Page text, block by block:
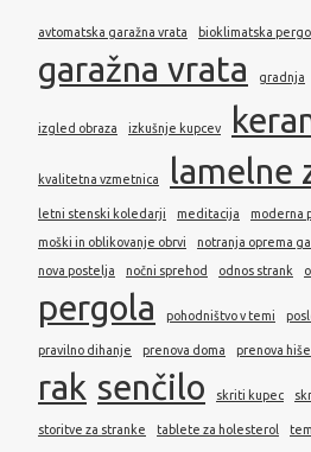
avtomatska garažna vrata bioklimatska
garažna vrata gradnja
izgled obraza izkušnje kupcev
kvalitetna vzmetnica lamelne
letni stenski koledarji meditacija
moderna
moški in oblikovanje obrvi
notranja oprema
nova postelja
nočni sprehod odnos strank
pergola pohodništvo v temi
pravilno dihanje prenova doma prenova hiše
rak senčilo skriti kupec
storitve za stranke tablete za holesterol